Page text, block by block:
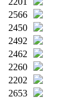
2566
2450
2492
2462
2260
2202
2653